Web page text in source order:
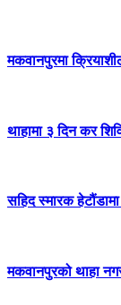
मकवानपुरमा
थाहामा ३ दिन कर
सहिद स्मारक
मकवानपुरको थाहा